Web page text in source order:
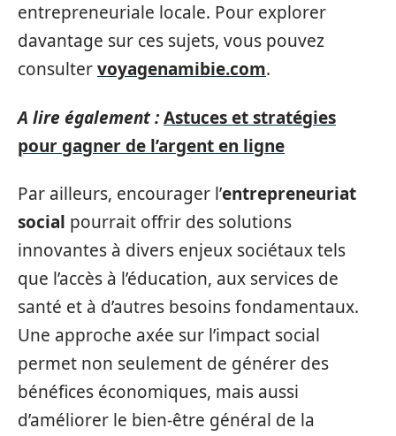
entrepreneuriale locale. Pour explorer
davantage sur ces sujets, vous pouvez
consultervoyagenamibie.com.
A lire également :Astuces et stratégies
pour gagner de l’argent en ligne
Par ailleurs, encourager l’entrepreneuriat
social pourrait offrir des solutions
innovantes à divers enjeux sociétaux tels
que l’accès à l’éducation, aux services de
santé et à d’autres besoins fondamentaux.
Une approche axée sur l’impact social
permet non seulement de générer des
bénéfices économiques, mais aussi
d’améliorer le bien-être général de la